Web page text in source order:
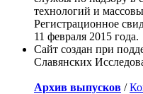
технологий и
Регистрационное
11 февраля 2015 года.
Сайт создан при
Славянских
Архив выпусков /